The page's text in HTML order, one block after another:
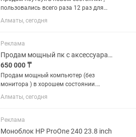
пользовались всего раза 12 раз для
просмотра фильма и матчей ( есть
скрины с battery ) . Так же в ноутбуке
игр . Но игры так и...
Алматы, сегодня
Реклама
Продам мощный пк с аксессуарами
650 000 ₸
Продам мощный компьютер (без
монитора ) в хорошем состоянии.
Подойдет для современных игр,
работы, программирования, монтажа
Алматы, сегодня
Реклама
Моноблок HP ProOne 240 23.8 inch